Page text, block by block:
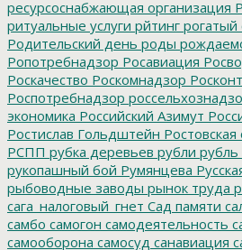
ресурсоснабжающая организация
ритуальные услуги рйтинг рогатый
Родительский день роды
Ропотребнадзор Росавиация
Роскачество Роскомнадзор
Роспотребнадзор
экономика Российский Азимут
Ростислав Гольдштейн Ростовская
РСПП рубка деревьев рубли рубль
рукопашный бой Румянцева
рыбоводные заводы рынок труда
сага_налоговый_гнет Сад памяти
самбо самогон самодеятельность
самооборона самосуд санавиация